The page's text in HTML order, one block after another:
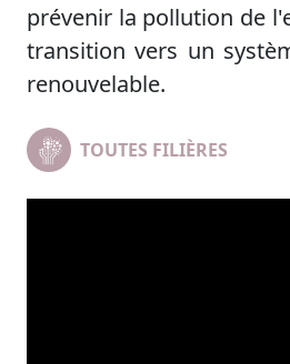
prévenir la pollution de
transition vers un
renouvelable.
TOUTES FILIÈRES